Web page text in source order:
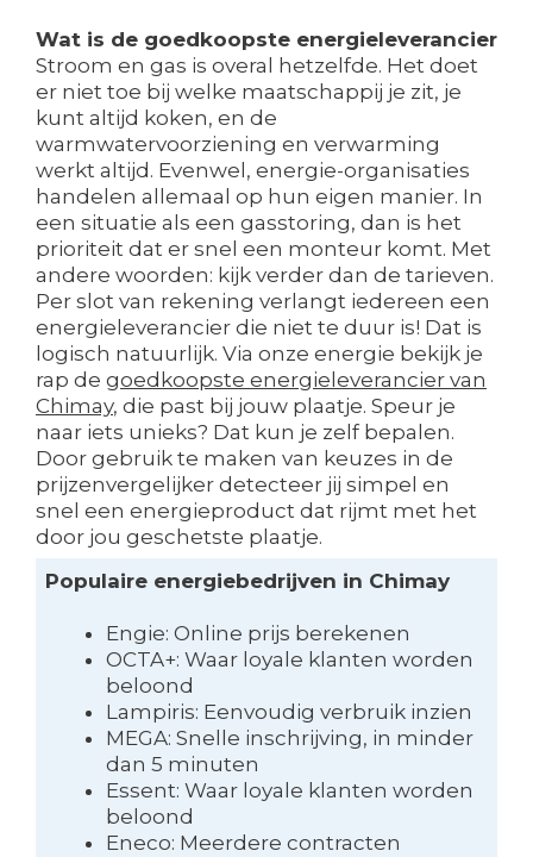
Wat is de goedkoopste energieleverancier
Stroom en gas is overal hetzelfde. Het doet
er niet toe bij welke maatschappij je zit, je
kunt altijd koken, en de
warmwatervoorziening en verwarming
werkt altijd. Evenwel, energie-organisaties
handelen allemaal op hun eigen manier. In
een situatie als een gasstoring, dan is het
prioriteit dat er snel een monteur komt. Met
andere woorden: kijk verder dan de tarieven.
Per slot van rekening verlangt iedereen een
energieleverancier die niet te duur is! Dat is
logisch natuurlijk. Via onze energie bekijk je
rap de goedkoopste energieleverancier van
Chimay, die past bij jouw plaatje. Speur je
naar iets unieks? Dat kun je zelf bepalen.
Door gebruik te maken van keuzes in de
prijzenvergelijker detecteer jij simpel en
snel een energieproduct dat rijmt met het
door jou geschetste plaatje.
Populaire energiebedrijven in Chimay
Engie: Online prijs berekenen
OCTA+: Waar loyale klanten worden
beloond
Lampiris: Eenvoudig verbruik inzien
MEGA: Snelle inschrijving, in minder
dan 5 minuten
Essent: Waar loyale klanten worden
beloond
Eneco: Meerdere contracten